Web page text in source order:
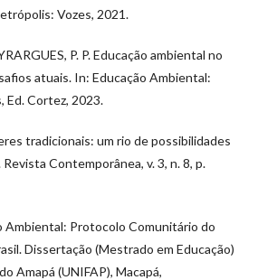
Vozes, 2021.
P. P. Educação ambiental no
atuais. In: Educação Ambiental:
Ed. Cortez, 2023.
tradicionais: um rio de possibilidades
Contemporânea, v. 3, n. 8, p.
Ambiental: Protocolo Comunitário do
Dissertação (Mestrado em Educação)
Amapá (UNIFAP), Macapá,